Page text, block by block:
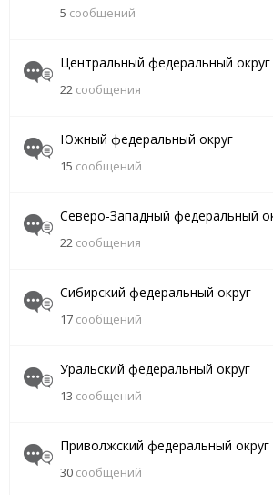
5 сообщений
Центральный федеральный округ
22 сообщения
Южный федеральный округ
15 сообщений
Северо-Западный федеральный
22 сообщения
Сибирский федеральный округ
17 сообщений
Уральский федеральный округ
13 сообщений
Приволжский федеральный округ
30 сообщений